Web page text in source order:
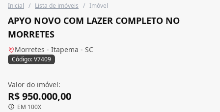
Inicial / Lista de imóveis / Imóvel
APYO NOVO COM LAZER COMPLETO NO
MORRETES
Morretes - Itapema - SC
Código: V7409
Valor do imóvel:
R$ 950.000,00
EM 100X